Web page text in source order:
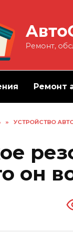
Ремонт,
Ремонт
» УСТРОЙСТВО
он